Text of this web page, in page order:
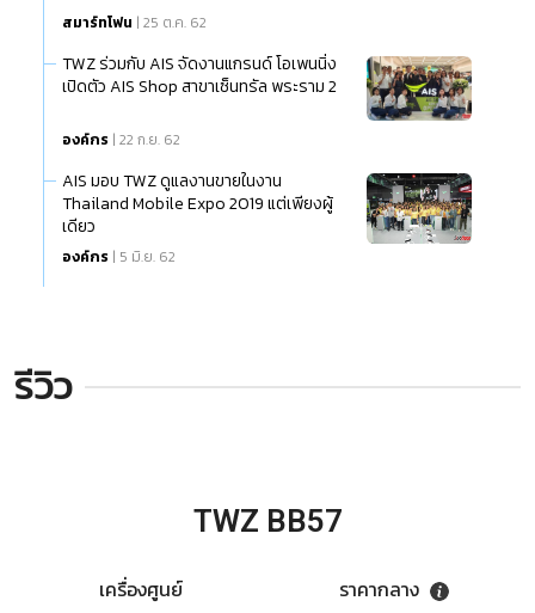
สมาร์ทโฟน | 25 ต.ค. 62
TWZ ร่วมกับ AIS จัดงานแกรนด์ โอเพนนิ่ง
เปิดตัว AIS Shop สาขาเซ็นทรัล พระราม 2
องค์กร | 22 ก.ย. 62
AIS มอบ TWZ ดูแลงานขายในงาน
Thailand Mobile Expo 2019 แต่เพียงผู้
เดียว
องค์กร | 5 มิ.ย. 62
รีวิว
TWZ BB57
เครื่องศูนย์ ราคากลาง